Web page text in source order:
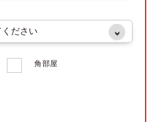
角部屋